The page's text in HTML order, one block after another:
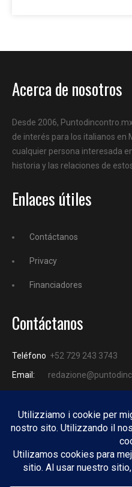
Acerca de nosotros
Desde 2006,
de interés para los italianos en
cualquier persona interesada
historia y las relaciones de
Enlaces útiles
Contáctanos
Privacy
Financiadores
Contáctanos
Teléfono +52 729 243 3743
Email: